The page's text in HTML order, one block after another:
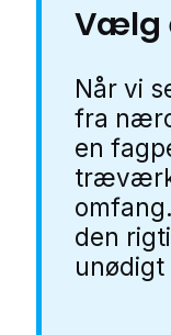
Vælg
Når vi
fra
en
den